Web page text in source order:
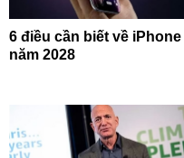
6 điều cần biết về iPhone
năm 2028